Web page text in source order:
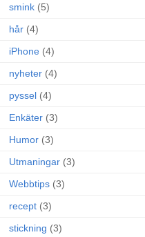
smink (5)
hår (4)
iPhone (4)
nyheter (4)
pyssel (4)
Enkäter (3)
Humor (3)
Utmaningar (3)
Webbtips (3)
recept (3)
stickning (3)